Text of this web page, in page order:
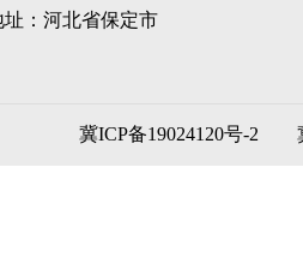
：河北省保定市
冀ICP备19024120号-2